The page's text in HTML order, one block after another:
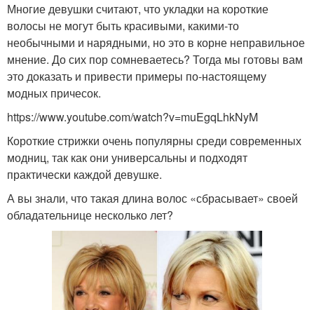
Многие девушки считают, что укладки на короткие
волосы не могут быть красивыми, какими-то
необычными и нарядными, но это в корне неправильное
мнение. До сих пор сомневаетесь? Тогда мы готовы вам
это доказать и привести примеры по-настоящему
модных причесок.
https://www.youtube.com/watch?v=muEgqLhkNyM
Короткие стрижки очень популярны среди современных
модниц, так как они универсальны и подходят
практически каждой девушке.
А вы знали, что такая длина волос «сбрасывает» своей
обладательнице несколько лет?